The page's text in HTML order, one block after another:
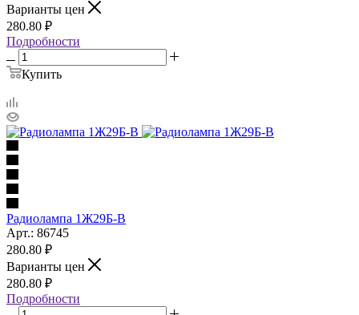
Варианты цен
280.80 ₽
Подробности
Купить
Радиолампа 1Ж29Б-В
Арт.: 86745
280.80 ₽
Варианты цен
280.80 ₽
Подробности